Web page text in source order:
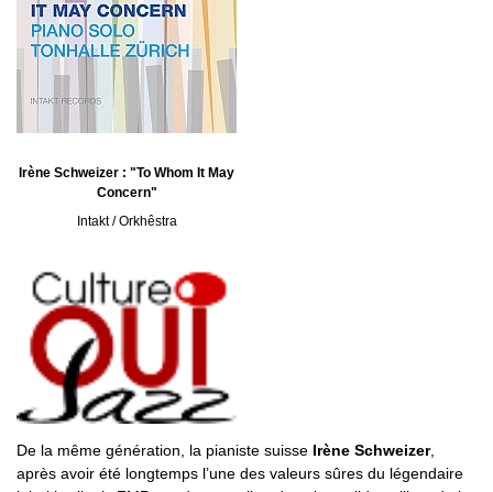
Irène Schweizer : "To Whom It May
Concern"
Intakt / Orkhêstra
De la même génération, la pianiste suisse Irène Schweizer,
après avoir été longtemps l’une des valeurs sûres du légendaire